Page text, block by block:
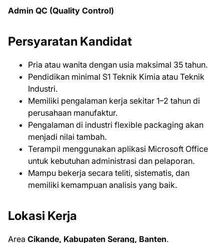
Admin QC (Quality Control)
Persyaratan Kandidat
Pria atau wanita dengan usia maksimal 35 tahun.
Pendidikan minimal S1 Teknik Kimia atau Teknik
Industri.
Memiliki pengalaman kerja sekitar 1–2 tahun di
perusahaan manufaktur.
Pengalaman di industri flexible packaging akan
menjadi nilai tambah.
Terampil menggunakan aplikasi Microsoft Office
untuk kebutuhan administrasi dan pelaporan.
Mampu bekerja secara teliti, sistematis, dan
memiliki kemampuan analisis yang baik.
Lokasi Kerja
Area Cikande, Kabupaten Serang, Banten.